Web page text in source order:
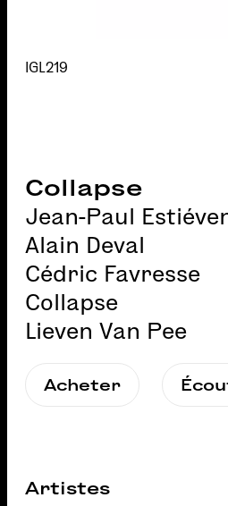
IGL219
Collapse
Jean-Paul
Alain Deval
Cédric Favresse
Collapse
Lieven Van Pee
Acheter
Artistes